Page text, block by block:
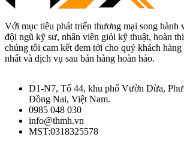
Với mục tiêu phát triển thương mại song hành
đội ngũ kỹ sư, nhân viên giỏi kỹ thuật, hoàn
chúng tôi cam kết đem tới cho quý khách
nhất và dịch vụ sau bán hàng hoàn hảo.
D1-N7, Tổ 44, khu phố Vườn Dừa,
Đồng Nai, Việt Nam.
0985 048 030
info@thmh.vn
MST:0318325578